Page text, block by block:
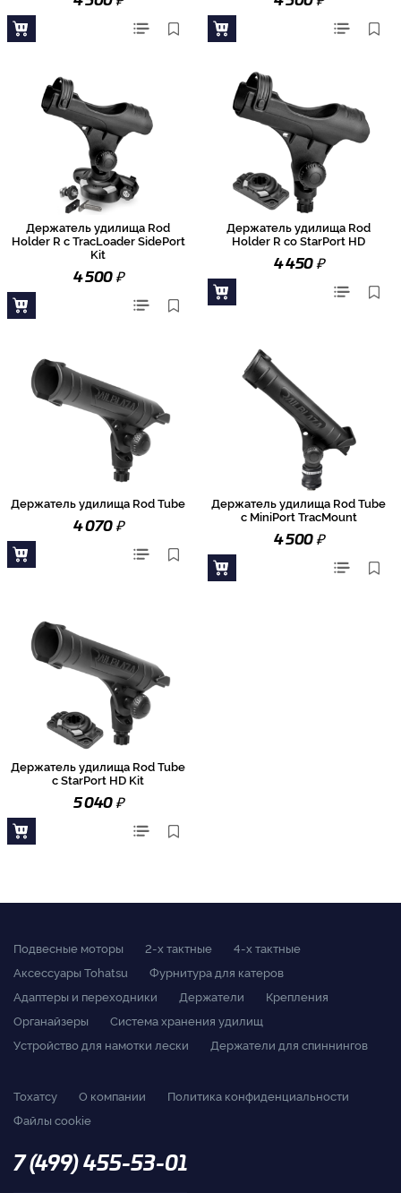
Держатель удилища Rod
Holder R с TracLoader SidePort
Kit
4 500₽
Держатель удилища Rod
Holder R со StarPort HD
4 450₽
Держатель удилища Rod Tube
4 070₽
Держатель удилища Rod Tube
с MiniPort TracMount
4 500₽
Держатель удилища Rod Tube
с StarPort HD Kit
5 040₽
Подвесные моторы 2-x тактные
4-x тактные
Аксессуары Tohatsu
Фурнитура для катеров
Адаптеры и переходники
Держатели
Крепления
Органайзеры
Система хранения удилищ
Устройство для намотки лески
Держатели для спиннингов
Тохатсу О компании
Политика конфиденциальности
Файлы cookie
7 (499) 455-53-01